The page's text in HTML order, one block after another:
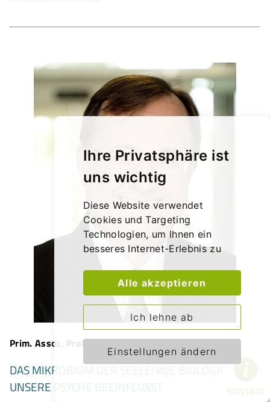
Ihre Privatsphäre ist
uns wichtig
Diese Website verwendet
Cookies und Targeting
Technologien, um Ihnen ein
besseres Internet-Erlebnis zu
die Sie sehen, besser an Ihre
Bedürfnisse anzupassen. Diese
Technologien nutzen wir
außerdem, um Ergebnisse zu
unsere Besucher kommen oder
um unsere Website weiter zu
Alle akzeptieren
Ich lehne ab
Einstellungen ändern
Prim. Assoc. Prof. PD Dr. Martin Aigner
DAS MIKROBIOM DER SEELE: WIE BIOLOGIE
UNSERE PSYCHE BEEINFLUSST